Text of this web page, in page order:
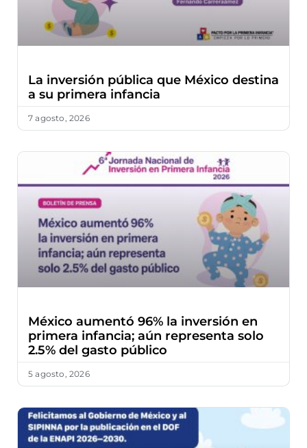
La inversión pública que México destina
a su primera infancia
7 agosto, 2026
México aumentó 96% la inversión en
primera infancia; aún representa solo
2.5% del gasto público
5 agosto, 2026